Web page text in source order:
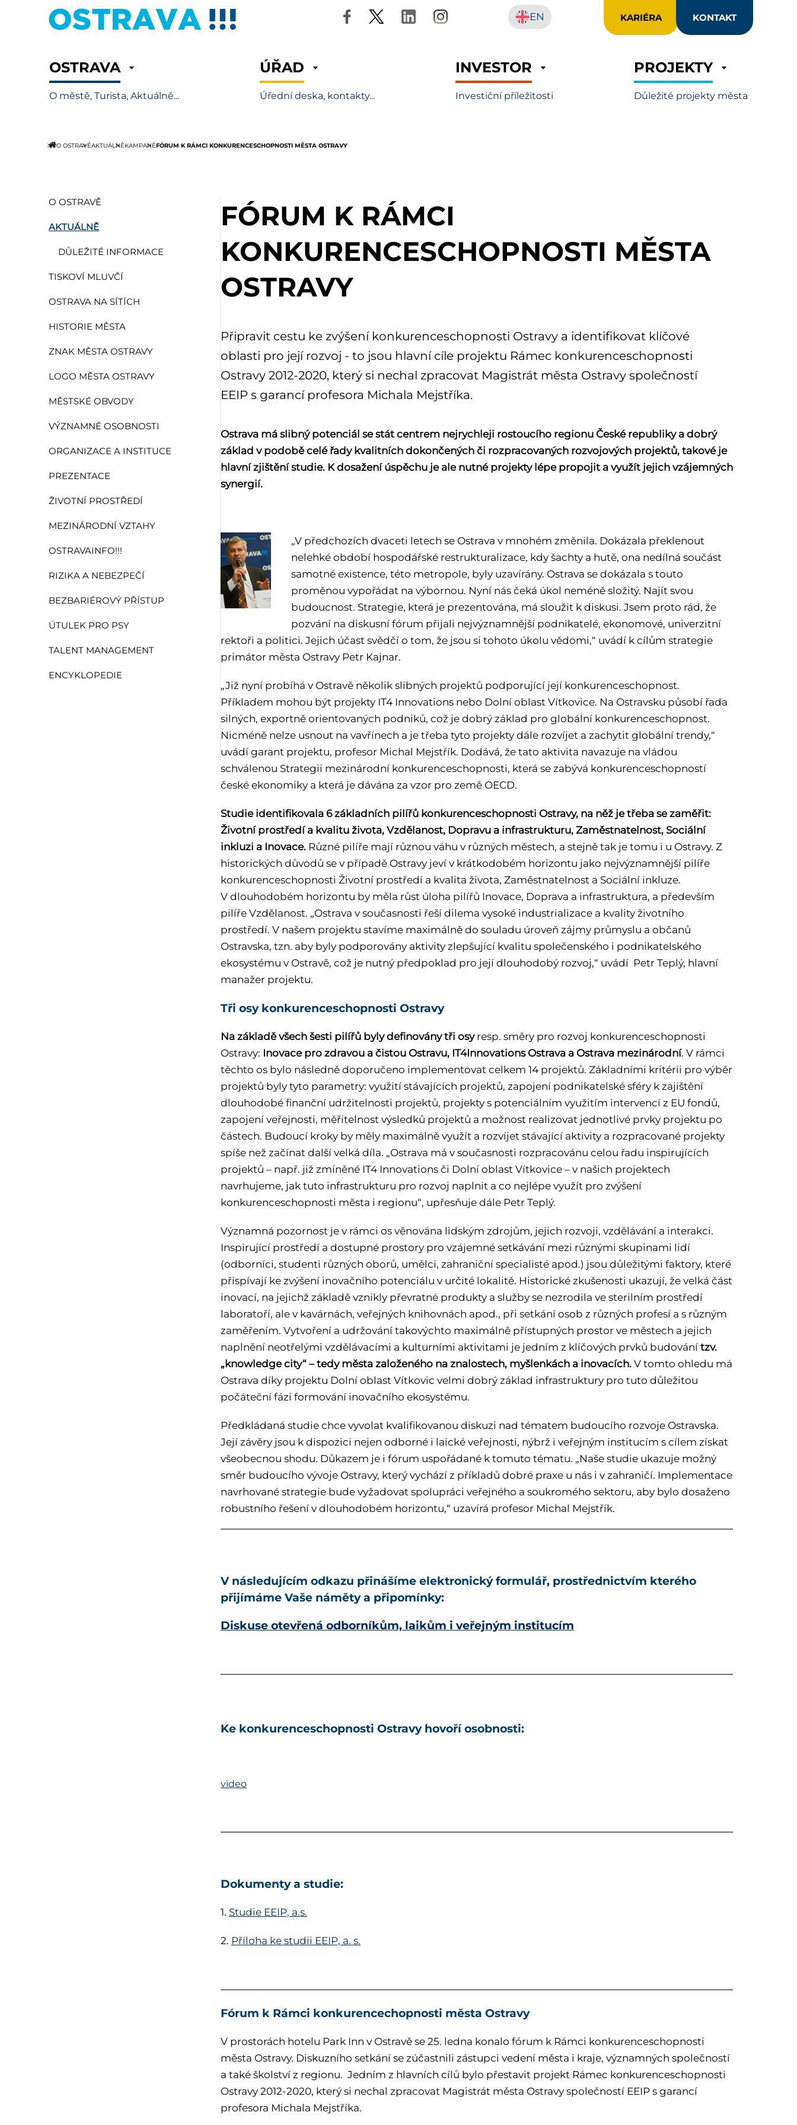
KARIÉRA KONTAKT
EN
OSTRAVA
O městě, Turista, Aktuálně...
ÚŘAD
Úřední deska, kontakty...
INVESTOR
Investiční příležitosti
PROJEKTY
Důležité projekty města
O OSTRAVĚAKTUÁLNĚKAMPANĚFÓRUM K RÁMCI KONKURENCESCHOPNOSTI MĚSTA OSTRAVY
O OSTRAVĚ
AKTUÁLNĚ
DŮLEŽITÉ INFORMACE
TISKOVÍ MLUVČÍ
OSTRAVA NA SÍTÍCH
HISTORIE MĚSTA
ZNAK MĚSTA OSTRAVY
LOGO MĚSTA OSTRAVY
MĚSTSKÉ OBVODY
VÝZNAMNÉ OSOBNOSTI
ORGANIZACE A INSTITUCE
PREZENTACE
ŽIVOTNÍ PROSTŘEDÍ
MEZINÁRODNÍ VZTAHY
OSTRAVAINFO!!!
RIZIKA A NEBEZPEČÍ
BEZBARIÉROVÝ PŘÍSTUP
ÚTULEK PRO PSY
TALENT MANAGEMENT
ENCYKLOPEDIE
FÓRUM K RÁMCI
KONKURENCESCHOPNOSTI MĚSTA
OSTRAVY
Připravit cestu ke zvýšení konkurenceschopnosti Ostravy a identifikovat klíčové
oblasti pro její rozvoj - to jsou hlavní cíle projektu Rámec konkurenceschopnosti
Ostravy 2012-2020, který si nechal zpracovat Magistrát města Ostravy společností
EEIP s garancí profesora Michala Mejstříka.
Ostrava má slibný potenciál se stát centrem nejrychleji rostoucího regionu České republiky a dobrý
základ v podobě celé řady kvalitních dokončených či rozpracovaných rozvojových projektů, takové je
hlavní zjištění studie. K dosažení úspěchu je ale nutné projekty lépe propojit a využít jejich vzájemných
synergií.
„V předchozích dvaceti letech se Ostrava v mnohém změnila. Dokázala překlenout
nelehké období hospodářské restrukturalizace, kdy šachty a hutě, ona nedílná součást
samotné existence, této metropole, byly uzavírány. Ostrava se dokázala s touto
proměnou vypořádat na výbornou. Nyní nás čeká úkol neméně složitý. Najít svou
budoucnost. Strategie, která je prezentována, má sloužit k diskusi. Jsem proto rád, že
pozvání na diskusní fórum přijali nejvýznamnější podnikatelé, ekonomové, univerzitní
rektoři a politici. Jejich účast svědčí o tom, že jsou si tohoto úkolu vědomi,“ uvádí k cílům strategie
primátor města Ostravy Petr Kajnar.
„Již nyní probíhá v Ostravě několik slibných projektů podporující její konkurenceschopnost.
Příkladem mohou být projekty IT4 Innovations nebo Dolní oblast Vítkovice. Na Ostravsku působí řada
silných, exportně orientovaných podniků, což je dobrý základ pro globální konkurenceschopnost.
Nicméně nelze usnout na vavřínech a je třeba tyto projekty dále rozvíjet a zachytit globální trendy,“
uvádí garant projektu, profesor Michal Mejstřík. Dodává, že tato aktivita navazuje na vládou
schválenou Strategii mezinárodní konkurenceschopnosti, která se zabývá konkurenceschopností
české ekonomiky a která je dávána za vzor pro země OECD.
Studie identifikovala 6 základních pilířů konkurenceschopnosti Ostravy, na něž je třeba se zaměřit:
Životní prostředí a kvalitu života, Vzdělanost, Dopravu a infrastrukturu, Zaměstnatelnost, Sociální
inkluzi a Inovace. Různé pilíře mají různou váhu v různých městech, a stejně tak je tomu i u Ostravy. Z
historických důvodů se v případě Ostravy jeví v krátkodobém horizontu jako nejvýznamnější pilíře
konkurenceschopnosti Životní prostředí a kvalita života, Zaměstnatelnost a Sociální inkluze.
V dlouhodobém horizontu by měla růst úloha pilířů Inovace, Doprava a infrastruktura, a především
pilíře Vzdělanost. „Ostrava v současnosti řeší dilema vysoké industrializace a kvality životního
prostředí. V našem projektu stavíme maximálně do souladu úroveň zájmy průmyslu a občanů
Ostravska, tzn. aby byly podporovány aktivity zlepšující kvalitu společenského i podnikatelského
ekosystému v Ostravě, což je nutný předpoklad pro její dlouhodobý rozvoj,“ uvádí Petr Teplý, hlavní
manažer projektu.
Tři osy konkurenceschopnosti Ostravy
Na základě všech šesti pilířů byly definovány tři osyresp. směry pro rozvoj konkurenceschopnosti
Ostravy: Inovace pro zdravou a čistou Ostravu, IT4Innovations Ostrava a Ostrava mezinárodní. V rámci
těchto os bylo následně doporučeno implementovat celkem 14 projektů. Základními kritérii pro výběr
projektů byly tyto parametry: využití stávajících projektů, zapojení podnikatelské sféry k zajištění
dlouhodobé finanční udržitelnosti projektů, projekty s potenciálním využitím intervencí z EU fondů,
zapojení veřejnosti, měřitelnost výsledků projektů a možnost realizovat jednotlivé prvky projektu po
částech. Budoucí kroky by měly maximálně využít a rozvíjet stávající aktivity a rozpracované projekty
spíše než začínat další velká díla. „Ostrava má v současnosti rozpracovánu celou řadu inspirujících
projektů – např. již zmíněné IT4 Innovations či Dolní oblast Vítkovice – v našich projektech
navrhujeme, jak tuto infrastrukturu pro rozvoj naplnit a co nejlépe využít pro zvýšení
konkurenceschopnosti města i regionu“, upřesňuje dále Petr Teplý.
Významná pozornost je v rámci os věnována lidským zdrojům, jejich rozvoji, vzdělávání a interakci.
Inspirující prostředí a dostupné prostory pro vzájemné setkávání mezi různými skupinami lidí
(odborníci, studenti různých oborů, umělci, zahraniční specialisté apod.) jsou důležitými faktory, které
přispívají ke zvýšení inovačního potenciálu v určité lokalitě. Historické zkušenosti ukazují, že velká část
inovací, na jejichž základě vznikly převratné produkty a služby se nezrodila ve sterilním prostředí
laboratoří, ale v kavárnách, veřejných knihovnách apod., při setkání osob z různých profesí a s různým
zaměřením. Vytvoření a udržování takovýchto maximálně přístupných prostor ve městech a jejich
naplnění neotřelými vzdělávacími a kulturními aktivitami je jedním z klíčových prvků budování tzv.
„knowledge city“ – tedy města založeného na znalostech, myšlenkách a inovacích. V tomto ohledu má
Ostrava díky projektu Dolní oblast Vítkovic velmi dobrý základ infrastruktury pro tuto důležitou
počáteční fázi formování inovačního ekosystému.
Předkládaná studie chce vyvolat kvalifikovanou diskuzi nad tématem budoucího rozvoje Ostravska.
Její závěry jsou k dispozici nejen odborné i laické veřejnosti, nýbrž i veřejným institucím s cílem získat
všeobecnou shodu. Důkazem je i fórum uspořádané k tomuto tématu. „Naše studie ukazuje možný
směr budoucího vývoje Ostravy, který vychází z příkladů dobré praxe u nás i v zahraničí. Implementace
navrhované strategie bude vyžadovat spolupráci veřejného a soukromého sektoru, aby bylo dosaženo
robustního řešení v dlouhodobém horizontu,“ uzavírá profesor Michal Mejstřík.
V následujícím odkazu přinášíme elektronický formulář, prostřednictvím kterého
přijímáme Vaše náměty a připomínky:
Diskuse otevřená odborníkům, laikům i veřejným institucím
Ke konkurenceschopnosti Ostravy hovoří osobnosti:
video
Dokumenty a studie:
1. Studie EEIP, a.s.
2. Příloha ke studii EEIP, a. s.
Fórum k Rámci konkurencechopnosti města Ostravy
V prostorách hotelu Park Inn v Ostravě se 25. ledna konalo fórum k Rámci konkurenceschopnosti
města Ostravy. Diskuzního setkání se zúčastnili zástupci vedení města i kraje, významných společností
a také školství z regionu. Jedním z hlavních cílů bylo přestavit projekt Rámec konkurenceschopnosti
Ostravy 2012-2020, který si nechal zpracovat Magistrát města Ostravy společností EEIP s garancí
profesora Michala Mejstříka.